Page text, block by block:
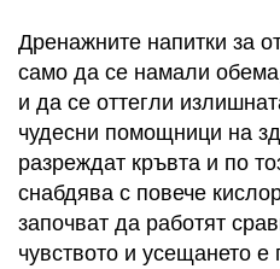
Дренажните напитки за
само да се намали
и да се оттегли
чудесни помощници на
разреждат кръвта и по
снабдява с повече
започват да работят
чувството и усещането